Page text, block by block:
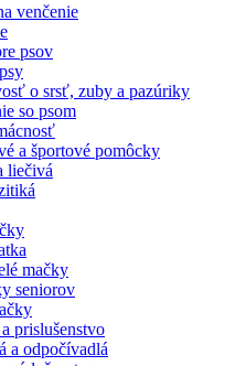
venčenie
psov
o srsť, zuby a pazúriky
so psom
a športové pomôcky
liečivá
mačky
seniorov
prislušenstvo
a odpočívadlá